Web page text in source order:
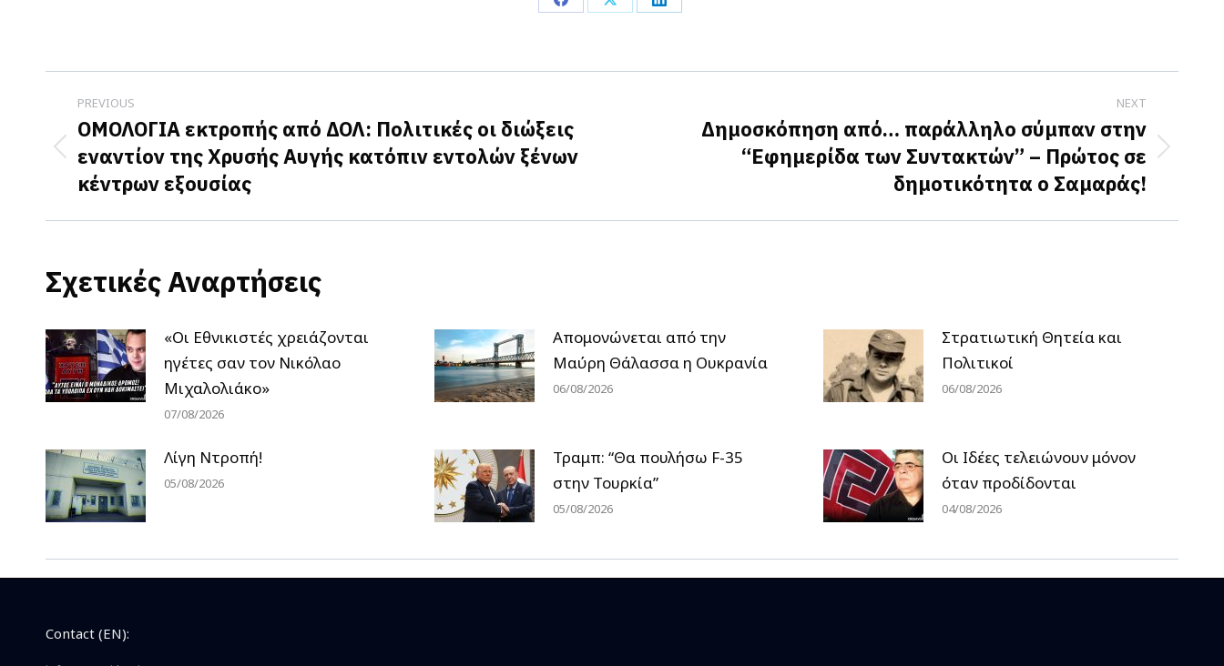
Share
Facebook
Share
X
Share
LinkedIn
Post
navigation
PREVIOUS
Previous
post:
ΟΜΟΛΟΓΙΑ εκτροπής από ΔΟΛ: Πολιτικές οι διώξεις
εναντίον της Χρυσής Αυγής κατόπιν εντολών ξένων
κέντρων εξουσίας
NEXT
Δημοσκόπηση από… παράλληλο σύμπαν στην
“Εφημερίδα των Συντακτών” – Πρώτος σε
δημοτικότητα ο Σαμαράς!
Σχετικές Αναρτήσεις
«Οι Εθνικιστές χρειάζονται
ηγέτες σαν τον Νικόλαο
Μιχαλολιάκο»
07/08/2026
Απομονώνεται από την
Μαύρη Θάλασσα η Ουκρανία
06/08/2026
Στρατιωτική Θητεία και
Πολιτικοί
06/08/2026
Λίγη Ντροπή!
05/08/2026
Τραμπ: “Θα πουλήσω F-35
στην Τουρκία”
05/08/2026
Οι Ιδέες τελειώνουν μόνον
όταν προδίδονται
04/08/2026
Contact (EN):